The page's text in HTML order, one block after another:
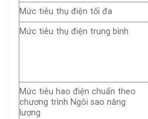
Mức tiêu thụ điện tối đa
Mức tiêu thụ điện trung bình
Mức tiêu hao điện chuẩn theo
chương trình Ngôi sao năng
lượng